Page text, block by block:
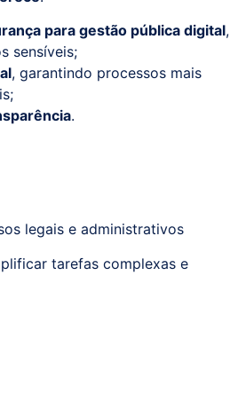
para gestão pública digital,
sensíveis;
, garantindo processos mais
.
legais e administrativos
tarefas complexas e